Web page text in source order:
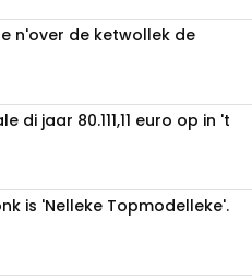
n'over de ketwollek de
di jaar 80.111,11 euro op in 't
is 'Nelleke Topmodelleke'.